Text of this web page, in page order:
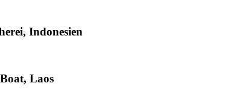
Indonesien
Laos